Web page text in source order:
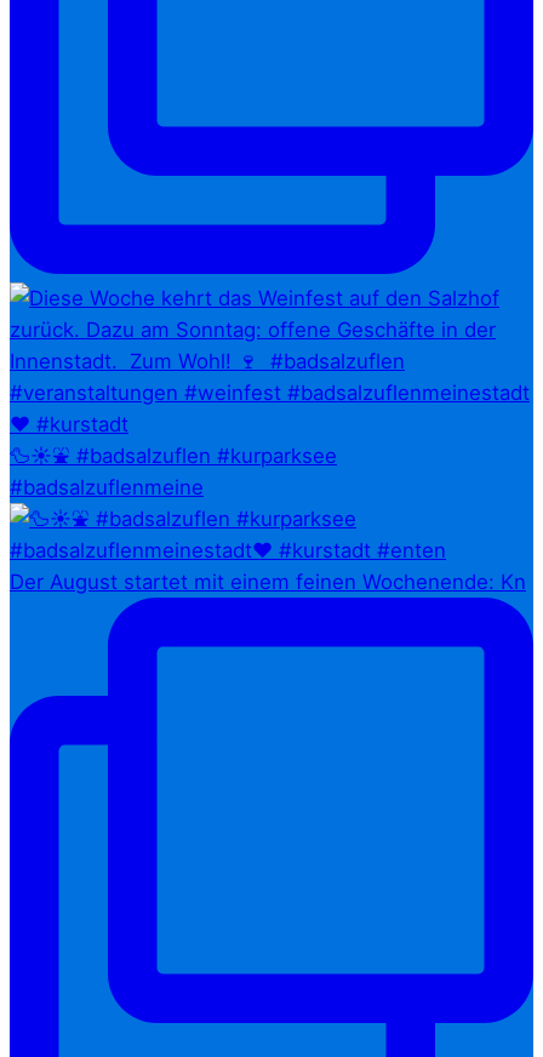
🦆☀️⛲ #badsalzuflen #kurparksee
#badsalzuflenmeine
Der August startet mit einem feinen Wochenende: Kn